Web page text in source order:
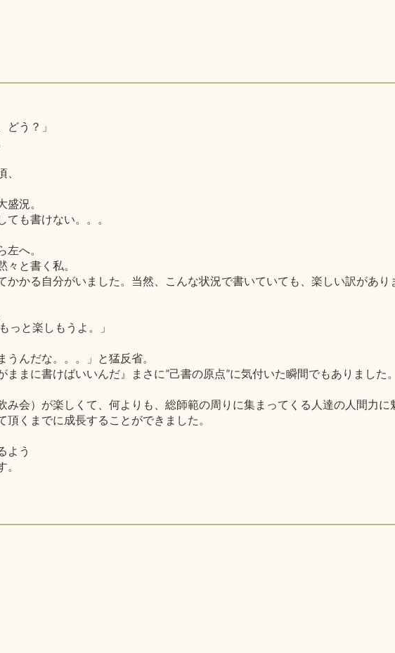
どう？」
況。
も書けない。。。
へ。
々と書く私。
かる自分がいました。当然、こんな状況で書いていても、楽しい訳があり
っと楽しもうよ。」
うんだな。。。」と猛反省。
まに書けばいいんだ』まさに”己書の原点”に気付いた瞬間でもありました。
会）が楽しくて、何よりも、総師範の周りに集まってくる人達の人間力に
くまでに成長することができました。
よう